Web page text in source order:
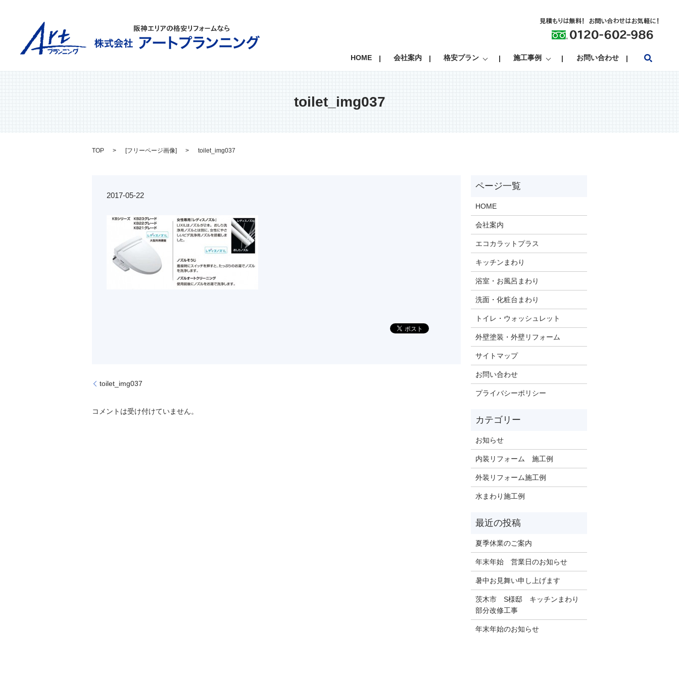
HOME 会社案内 格安プラン 施工事例 お問い合わせ
toilet_img037
TOP [フリーページ画像] toilet_img037
2017-05-22
toilet_img037
コメントは受け付けていません。
HOME
会社案内
エコカラットプラス
キッチンまわり
浴室・お風呂まわり
洗面・化粧台まわり
トイレ・ウォッシュレット
外壁塗装・外壁リフォーム
サイトマップ
お問い合わせ
プライバシーポリシー
お知らせ
内装リフォーム 施工例
外装リフォーム施工例
水まわり施工例
夏季休業のご案内
年末年始 営業日のお知らせ
暑中お見舞い申し上げます
茨木市 S様邸 キッチンまわり
部分改修工事
年末年始のお知らせ